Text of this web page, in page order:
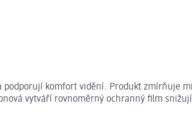
komfort vidění. Produkt zmírňuje
vytváří rovnoměrný ochranný film